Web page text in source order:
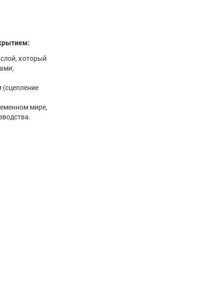
который
мире,